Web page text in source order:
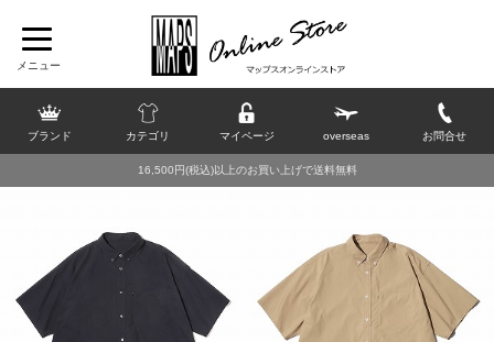
ブランド カテゴリ マイページ overseas お問合せ
16,500円(税込)以上のお買い上げで送料無料